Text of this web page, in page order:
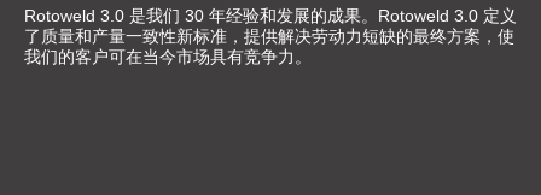
Rotoweld 3.0 是我们 30 年经验和发展的成果。Rotoweld 3.0 定义
了质量和产量一致性新标准，提供解决劳动力短缺的最终方案，使
我们的客户可在当今市场具有竞争力。